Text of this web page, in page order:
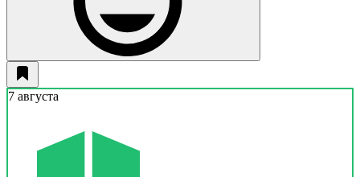
7 августа